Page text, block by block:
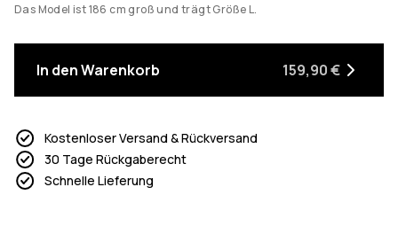
Das Model ist 186 cm groß und trägt Größe L.
In den Warenkorb 159,90 €
Kostenloser Versand & Rückversand
30 Tage Rückgaberecht
Schnelle Lieferung